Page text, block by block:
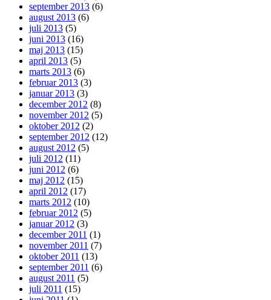
september 2013 (6)
august 2013 (6)
juli 2013 (5)
juni 2013 (16)
maj 2013 (15)
april 2013 (5)
marts 2013 (6)
februar 2013 (3)
januar 2013 (3)
december 2012 (8)
november 2012 (5)
oktober 2012 (2)
september 2012 (12)
august 2012 (5)
juli 2012 (11)
juni 2012 (6)
maj 2012 (15)
april 2012 (17)
marts 2012 (10)
februar 2012 (5)
januar 2012 (3)
december 2011 (1)
november 2011 (7)
oktober 2011 (13)
september 2011 (6)
august 2011 (5)
juli 2011 (15)